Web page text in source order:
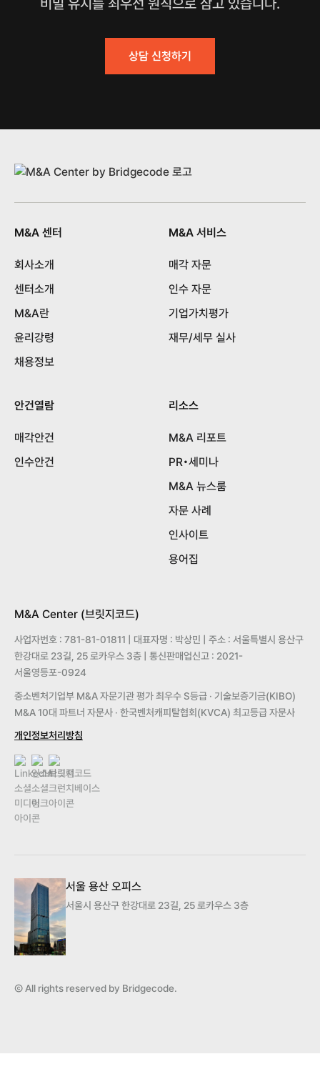
비밀 유지를 최우선 원칙으로 삼고 있습니다.
상담 신청하기
M&A 센터
회사소개
센터소개
M&A란
윤리강령
채용정보
M&A 서비스
매각 자문
인수 자문
기업가치평가
재무/세무 실사
안건열람
매각안건
인수안건
리소스
M&A 리포트
PR•세미나
M&A 뉴스룸
자문 사례
인사이트
용어집
M&A Center (브릿지코드)
사업자번호 : 781-81-01811 | 대표자명 : 박상민 | 주소 : 서울특별시 용산구
한강대로 23길, 25 로카우스 3층 | 통신판매업신고 : 2021-
서울영등포-0924
중소벤처기업부 M&A 자문기관 평가 최우수 S등급 · 기술보증기금(KIBO)
M&A 10대 파트너 자문사 · 한국벤처캐피탈협회(KVCA) 최고등급 자문사
개인정보처리방침
서울 용산 오피스
서울시 용산구 한강대로 23길, 25 로카우스 3층
Ⓒ All rights reserved by Bridgecode.